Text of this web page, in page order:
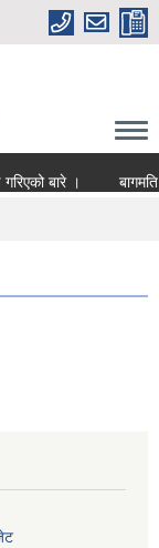
बारे ।
बागमति